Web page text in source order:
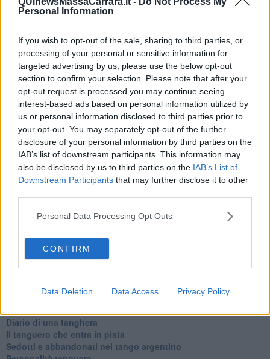
Personal Information
If you wish to opt-out of the sale, sharing to third parties, or
processing of your personal or sensitive information for
targeted advertising by us, please use the below opt-out
section to confirm your selection. Please note that after your
opt-out request is processed you may continue seeing
interest-based ads based on personal information utilized by
us or personal information disclosed to third parties prior to
your opt-out. You may separately opt-out of the further
disclosure of your personal information by third parties on the
IAB’s list of downstream participants. This information may
also be disclosed by us to third parties on the IAB’s List of
Downstream Participants that may further disclose it to other
Personal Data Processing Opt Outs
CONFIRM
Data Deletion Data Access Privacy Policy
dei costumi e dei valori collegati insieme che ogni generazione
generazioni successive per custodire una specifica identità in
questo caso tanghera…
Balliamo il tango? Allora siamo tangheri e pertanto dovremmo stare
dentro le regole dell’eleganza e della tradizione almeno per il
rispetto di chi ci ha preceduto e ci ha regalato questo magnifico
mondo.
Un abbraccio tanghero…
Maria Caruso
Se vuoi leggere le notizie principali della Toscana iscriviti alla
Newsletter QUInews - ToscanaMedia.Arriva gratis tutti i giorni
alle 20:00 direttamente nella tua casella di posta.
Basta cliccareQUI
Diario di una tanghera
Il tanguero che entra in pista
Sedotti e abbandonati nel tango argentino